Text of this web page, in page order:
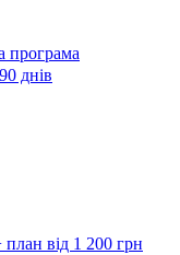
програма
днів
від 1 200 грн